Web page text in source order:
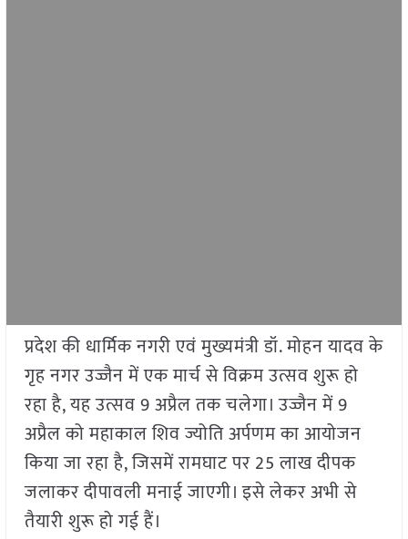
प्रदेश की धार्मिक नगरी एवं मुख्यमंत्री डॉ. मोहन यादव के
गृह नगर उज्जैन में एक मार्च से विक्रम उत्सव शुरू हो
रहा है, यह उत्सव 9 अप्रैल तक चलेगा। उज्जैन में 9
अप्रैल को महाकाल शिव ज्योति अर्पणम का आयोजन
किया जा रहा है, जिसमें रामघाट पर 25 लाख दीपक
जलाकर दीपावली मनाई जाएगी। इसे लेकर अभी से
तैयारी शुरू हो गई हैं।